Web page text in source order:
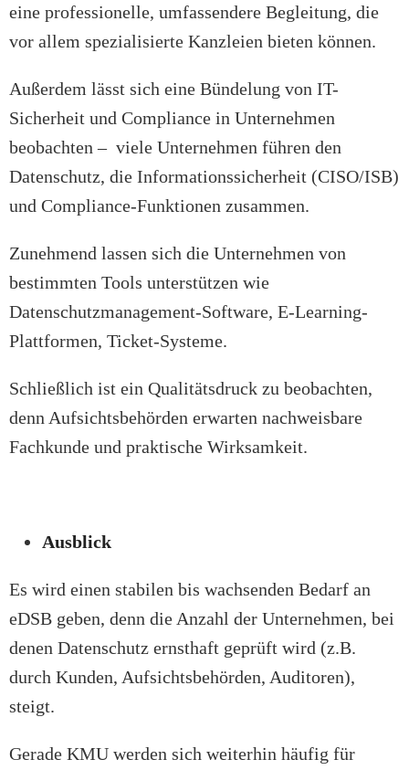
eine professionelle, umfassendere Begleitung, die
vor allem spezialisierte Kanzleien bieten können.
Außerdem lässt sich eine Bündelung von IT-
Sicherheit und Compliance in Unternehmen
beobachten – viele Unternehmen führen den
Datenschutz, die Informationssicherheit (CISO/ISB)
und Compliance-Funktionen zusammen.
Zunehmend lassen sich die Unternehmen von
bestimmten Tools unterstützen wie
Datenschutzmanagement-Software, E-Learning-
Plattformen, Ticket-Systeme.
Schließlich ist ein Qualitätsdruck zu beobachten,
denn Aufsichtsbehörden erwarten nachweisbare
Fachkunde und praktische Wirksamkeit.
Ausblick
Es wird einen stabilen bis wachsenden Bedarf an
eDSB geben, denn die Anzahl der Unternehmen, bei
denen Datenschutz ernsthaft geprüft wird (z.B.
durch Kunden, Aufsichtsbehörden, Auditoren),
steigt.
Gerade KMU werden sich weiterhin häufig für